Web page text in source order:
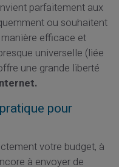
parfaitement aux
ou souhaitent
efficace et
universelle (liée
une grande liberté
pour
votre budget, à
à envoyer de